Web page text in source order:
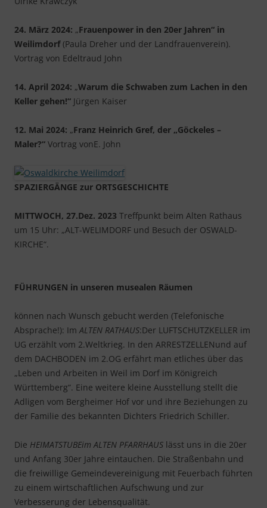
24. März 2024: „Frauenpower in den 20er Jahren“ in
Weilimdorf(Paula Dreher und der Landfrauenverein).
Vortrag von Edeltraud John
14. April 2024: „Warum die Schwaben zum Lachen in den
Keller gehen!“ Jürgen Kaiser
12. Mai 2024: „Franz Heinrich Gref, der „Göckeles –
Maler?“ Vortrag vonE. John
SPAZIERGÄNGE zur ORTSGESCHICHTE
MITTWOCH, 27.Dez. 2023 Treffpunkt beim Alten Rathaus
um 15 Uhr: „ALT-WELIMDORF und Besuch der OSWALD-
KIRCHE“.
FÜHRUNGEN in unseren musealen Räumen
können nach Wunsch gebucht werden (Telefonische
Absprache!): ImALTEN RATHAUS:Der LUFTSCHUTZKELLER im
UG erzählt vom 2.Weltkrieg. In den ARRESTZELLENund auf
dem DACHBODEN im 2.OG erfährt man etliches über das
„Leben und Arbeiten in Weil im Dorf im Königreich
Württemberg“. Eine weitere kleine Ausstellung stellt die
Adligen vom Bergheimer Hof vor und ihre Beziehungen zu
der Familie des bekannten Dichters Friedrich Schiller.
Die HEIMATSTUBEim ALTEN PFARRHAUS lässt uns in die 20er
und Anfang 30er Jahre eintauchen. Die Straßenbahn und
die freiwillige Gemeindevereinigung mit Feuerbach führten
zu einem wirtschaftlichen Aufschwung und zur
Verbesserung der Lebensqualität.